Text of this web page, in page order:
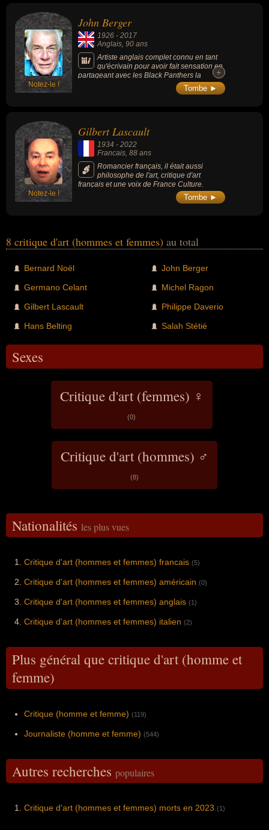
Notez-le !
John Berger
1926 - 2017
Anglais, 90 ans
Artiste anglais complet connu en tant
qu'écrivain pour avoir fait sensation en
partageant avec les Black Panthers la
dotation du Man Booker Prize qu'il reçut en
+
+
Tombe ►
Notez-le !
Gilbert Lascault
1934 - 2022
Francais, 88 ans
Romancier français, il était aussi
philosophe de l'art, critique d'art
français et une voix de France Culture.
Tombe ►
8 critique d'art (hommes et femmes) au total
Bernard Noël
Germano Celant
Gilbert Lascault
Hans Belting
John Berger
Michel Ragon
Philippe Daverio
Salah Stétié
Sexes
Critique d'art (femmes) ♀
(0)
Critique d'art (hommes) ♂
(8)
Nationalités les plus vues
Critique d'art (hommes et femmes) francais (5)
Critique d'art (hommes et femmes) américain (0)
Critique d'art (hommes et femmes) anglais (1)
Critique d'art (hommes et femmes) italien (2)
Plus général que critique d'art (homme et
femme)
Critique (homme et femme) (119)
Journaliste (homme et femme) (544)
Autres recherches populaires
Critique d'art (hommes et femmes) morts en 2023 (1)